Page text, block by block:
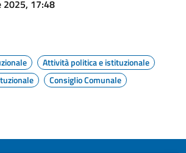
2025, 17:48
Attività politica e istituzionale
Consiglio Comunale